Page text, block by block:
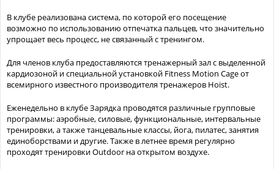
В клубе реализована система, по которой его посещение
возможно по использованию отпечатка пальцев, что значительно
упрощает весь процесс, не связанный с тренингом.
Для членов клуба предоставляются тренажерный зал с выделенной
кардиозоной и специальной установкой Fitness Motion Cage от
всемирного известного производителя тренажеров Hoist.
Еженедельно в клубе Зарядка проводятся различные групповые
программы: аэробные, силовые, функциональные, интервальные
тренировки, а также танцевальные классы, йога, пилатес, занятия
единоборствами и другие. Также в летнее время регулярно
проходят тренировки Outdoor на открытом воздухе.